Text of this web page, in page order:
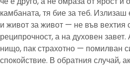
камбаната, тя бие за теб.
и живот за живот — не във вехтия
реципрочност, а на духовен
нищо, пак страхотно — помилван
спокойствие. В обратния случай,